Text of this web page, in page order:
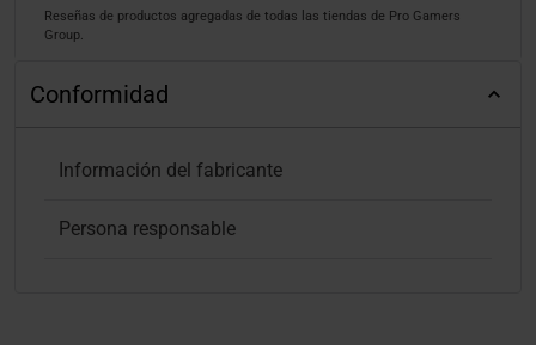
Reseñas de productos agregadas de todas las tiendas de Pro Gamers
Group.
Conformidad
Información del fabricante
Persona responsable